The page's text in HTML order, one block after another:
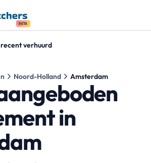
BETA
verhuurd
Noord-Holland Amsterdam
in